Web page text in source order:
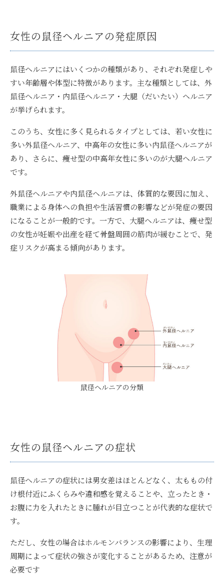
女性の鼠径ヘルニアの発症原因
鼠径ヘルニアにはいくつかの種類があり、それぞれ発症しや
すい年齢層や体型に特徴があります。主な種類としては、外
鼠径ヘルニア・内鼠径ヘルニア・大腿（だいたい）ヘルニア
が挙げられます。
このうち、女性に多く見られるタイプとしては、若い女性に
多い外鼠径ヘルニア、中高年の女性に多い内鼠径ヘルニアが
あり、さらに、痩せ型の中高年女性に多いのが大腿ヘルニア
です。
外鼠径ヘルニアや内鼠径ヘルニアは、体質的な要因に加え、
職業による身体への負担や生活習慣の影響などが発症の要因
になることが一般的です。一方で、大腿ヘルニアは、痩せ型
の女性が妊娠や出産を経て骨盤周囲の筋肉が緩むことで、発
症リスクが高まる傾向があります。
鼠径ヘルニアの分類
女性の鼠径ヘルニアの症状
鼠径ヘルニアの症状には男女差はほとんどなく、太ももの付
け根付近にふくらみや違和感を覚えることや、立ったとき・
お腹に力を入れたときに腫れが目立つことが代表的な症状で
す。
ただし、女性の場合はホルモンバランスの影響により、生理
周期によって症状の強さが変化することがあるため、注意が
必要です